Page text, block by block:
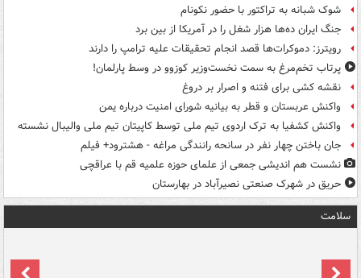
شوک شبانه به تراکتور با حضور نکونام
جنگ ایران ده‌ها هزار شغل را در آمریکا از بین برد
رویترز: دموکرات‌ها قصد انجام تحقیقات علیه ترامپ را دارند
پرتاب تخم‌مرغ به سمت نخست‌وزیر کوزوو در وسط پارلمان!
نقشه کشی برای فتنه و اصرار بر دروغ
واکنش عربستان و قطر به بیانیه شورای امنیت درباره یمن
واکنش کشفیا به ترک اردوی تیم ملی توسط کاپیتان تیم ملی والیبال نشسته
جان باختن چهار نفر در سانحه رانندگی مراغه - هشترود+ فیلم
نشست هم اندیشی جمعی از علمای حوزه علمیه قم با عراقچی
حریق در شهرک صنعتی نصیرآباد در بهارستان
سلامت